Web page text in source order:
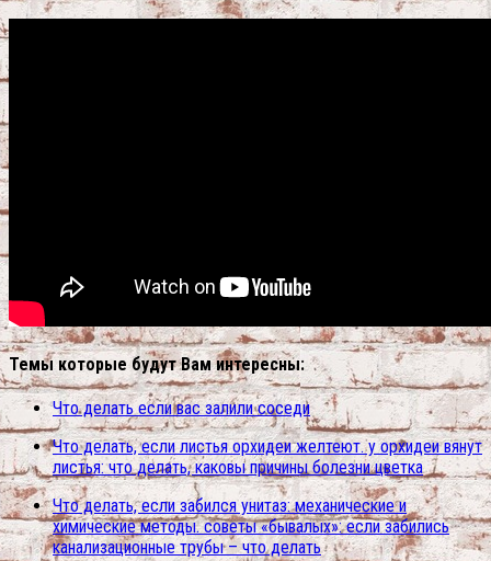
Темы которые будут Вам интересны:
Что делать если вас залили соседи
Что делать, если листья орхидеи желтеют. у орхидеи вянут
листья: что делать, каковы причины болезни цветка
Что делать, если забился унитаз: механические и
химические методы. советы «бывалых»: если забились
канализационные трубы – что делать